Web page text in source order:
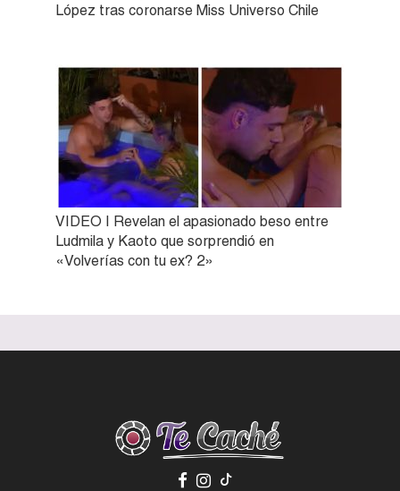
López tras coronarse Miss Universo Chile
VIDEO | Revelan el apasionado beso entre
Ludmila y Kaoto que sorprendió en
«Volverías con tu ex? 2»